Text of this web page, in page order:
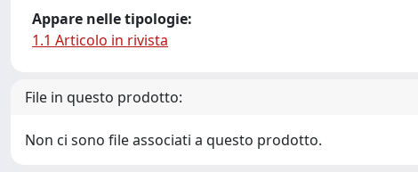
Appare nelle tipologie:
1.1 Articolo in rivista
File in questo prodotto:
Non ci sono file associati a questo prodotto.